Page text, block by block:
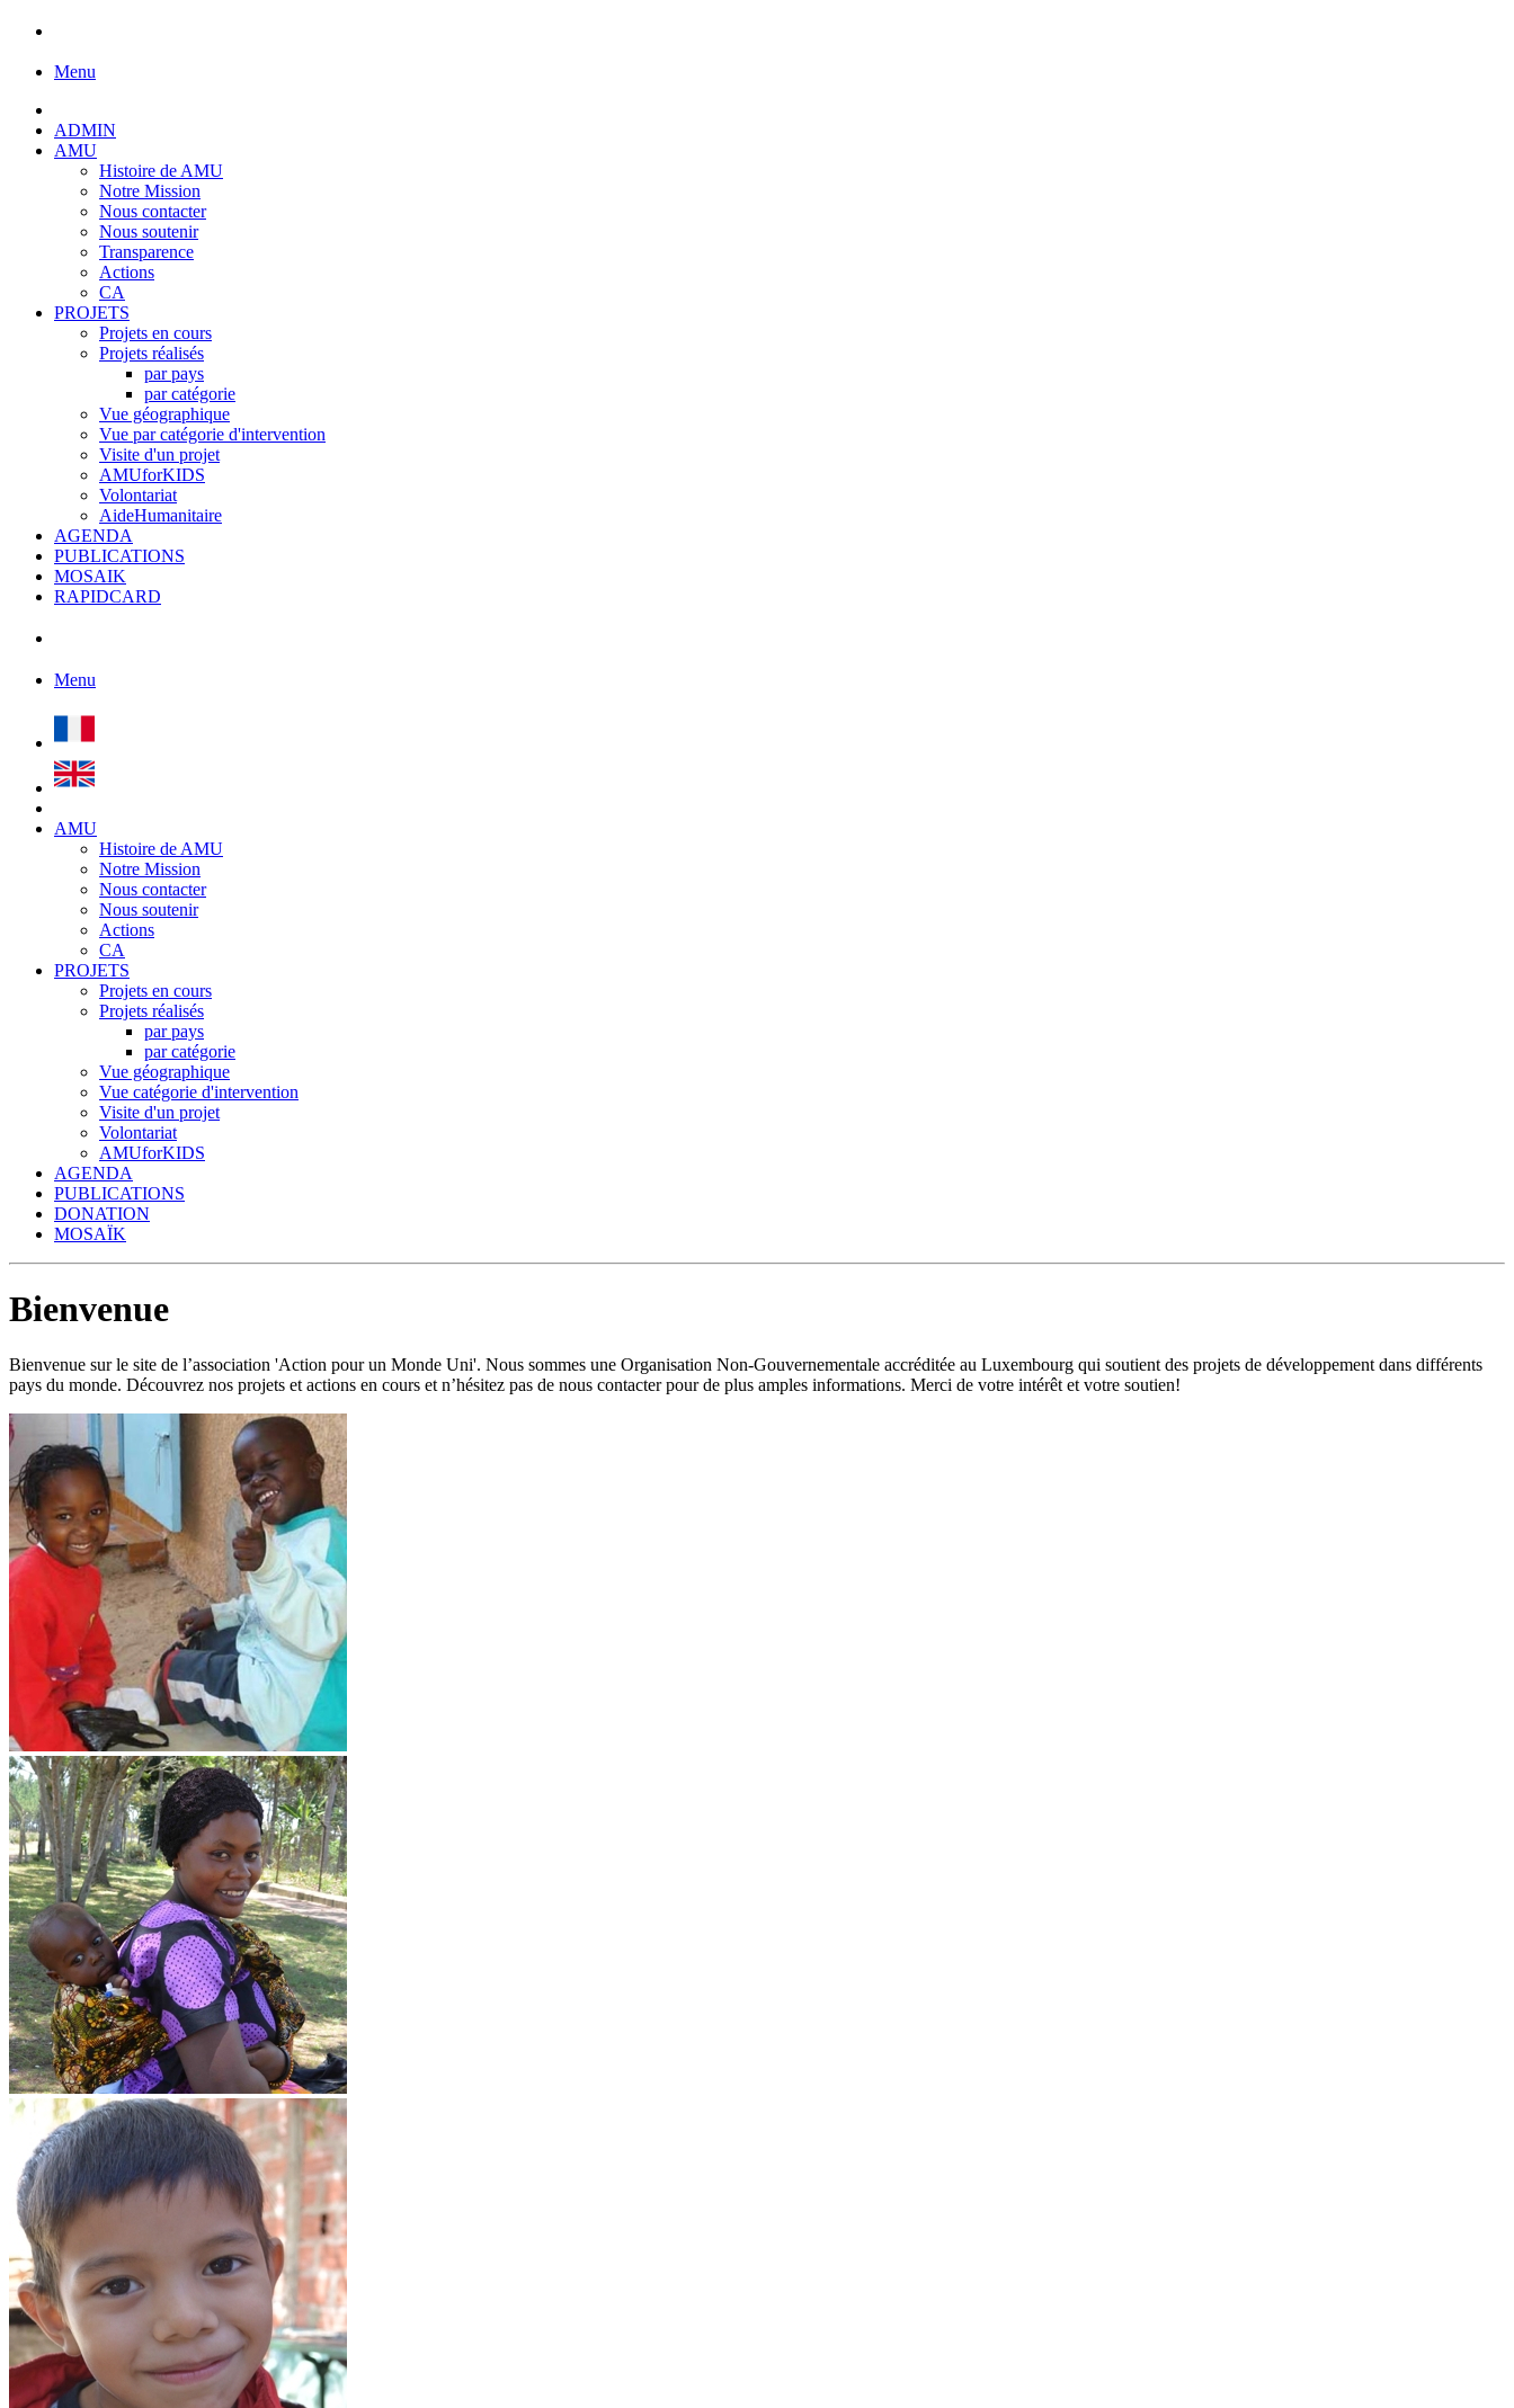
Menu
ADMIN
AMU
Histoire de AMU
Notre Mission
Nous contacter
Nous soutenir
Transparence
Actions
CA
PROJETS
Projets en cours
Projets réalisés
par pays
par catégorie
Vue géographique
Vue par catégorie d'intervention
Visite d'un projet
AMUforKIDS
Volontariat
AideHumanitaire
AGENDA
PUBLICATIONS
MOSAIK
RAPIDCARD
Menu
AMU
Histoire de AMU
Notre Mission
Nous contacter
Nous soutenir
Actions
CA
PROJETS
Projets en cours
Projets réalisés
par pays
par catégorie
Vue géographique
Vue catégorie d'intervention
Visite d'un projet
Volontariat
AMUforKIDS
AGENDA
PUBLICATIONS
DONATION
MOSAÏK
Bienvenue
Bienvenue sur le site de l’association 'Action pour un Monde Uni'. Nous sommes une Organisation Non-Gouvernementale accréditée au Luxembourg qui soutient des projets de développement dans différents
pays du monde. Découvrez nos projets et actions en cours et n’hésitez pas de nous contacter pour de plus amples informations. Merci de votre intérêt et votre soutien!